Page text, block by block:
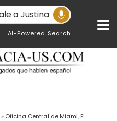
AI-Powered Search
» Oficina Central de Miami, FL